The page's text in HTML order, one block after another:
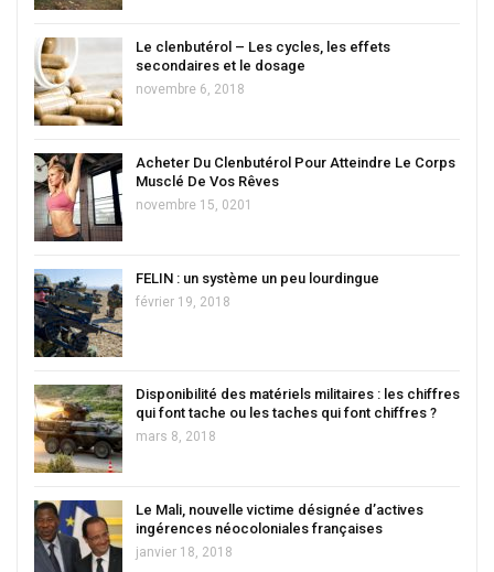
Le clenbutérol – Les cycles, les effets
secondaires et le dosage
novembre 6, 2018
Acheter Du Clenbutérol Pour Atteindre Le Corps
Musclé De Vos Rêves
novembre 15, 0201
FELIN : un système un peu lourdingue
février 19, 2018
Disponibilité des matériels militaires : les chiffres
qui font tache ou les taches qui font chiffres ?
mars 8, 2018
Le Mali, nouvelle victime désignée d’actives
ingérences néocoloniales françaises
janvier 18, 2018